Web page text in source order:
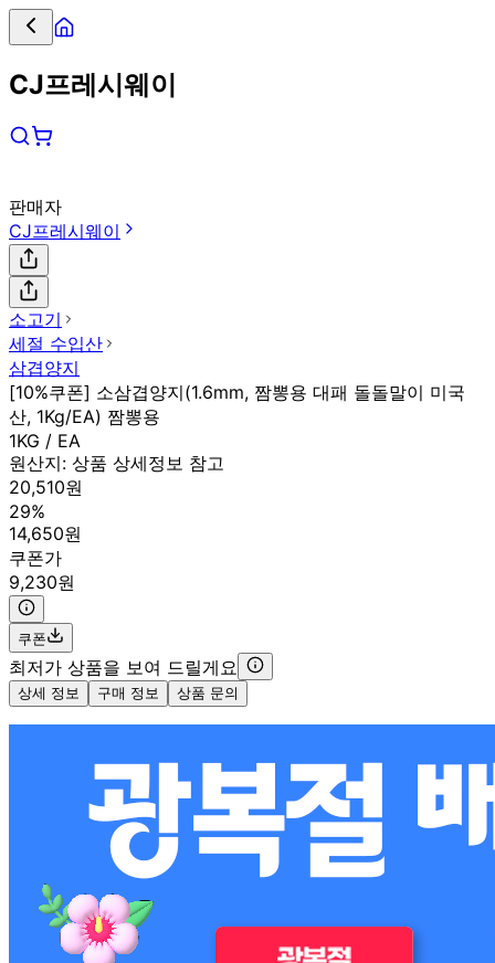
CJ프레시웨이
판매자
CJ프레시웨이
소고기
세절 수입산
삼겹양지
[10%쿠폰] 소삼겹양지(1.6mm, 짬뽕용 대패 돌돌말이 미국
산, 1Kg/EA) 짬뽕용
1KG / EA
원산지: 상품 상세정보 참고
20,510원
29%
14,650원
쿠폰가
9,230원
쿠폰
최저가 상품을 보여 드릴게요
상세 정보 구매 정보 상품 문의